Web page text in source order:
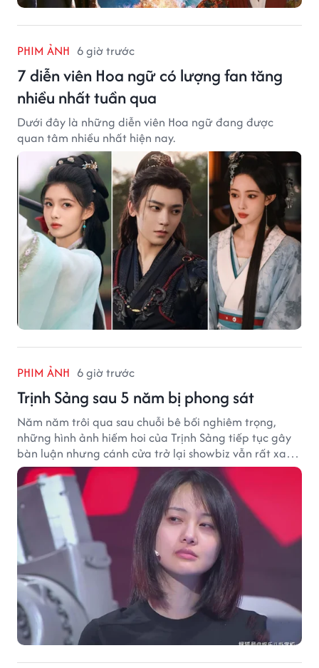
PHIM ẢNH 6 giờ trước
7 diễn viên Hoa ngữ có lượng fan tăng
nhiều nhất tuần qua
Dưới đây là những diễn viên Hoa ngữ đang được
quan tâm nhiều nhất hiện nay.
PHIM ẢNH 6 giờ trước
Trịnh Sảng sau 5 năm bị phong sát
Năm năm trôi qua sau chuỗi bê bối nghiêm trọng,
những hình ảnh hiếm hoi của Trịnh Sảng tiếp tục gây
bàn luận nhưng cánh cửa trở lại showbiz vẫn rất xa
vời.